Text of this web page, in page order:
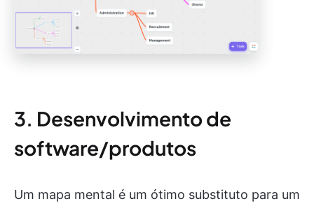
3. Desenvolvimento de
software/produtos
Um mapa mental é um ótimo substituto para um